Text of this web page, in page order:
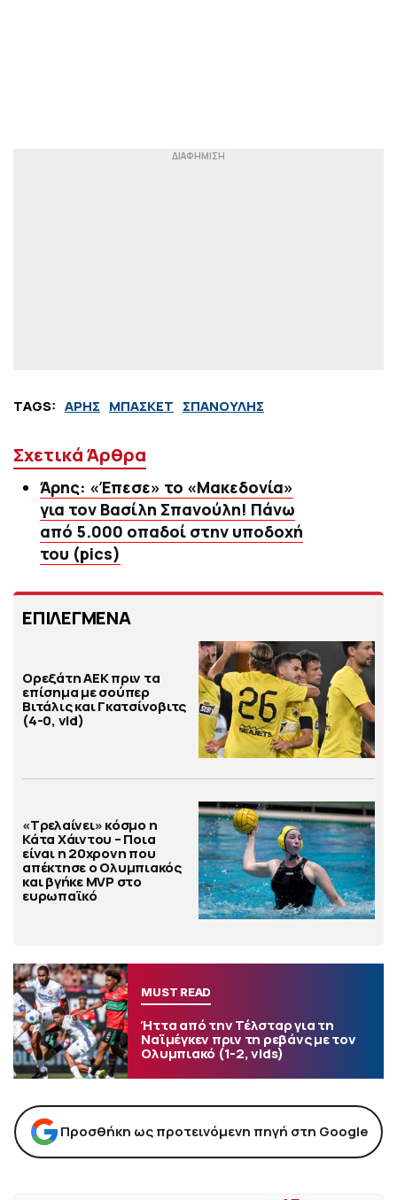
TAGS: ΑΡΗΣ ΜΠΑΣΚΕΤ ΣΠΑΝΟΥΛΗΣ
Σχετικά Άρθρα
Άρης: «Έπεσε» το «Μακεδονία»
για τον Βασίλη Σπανούλη! Πάνω
από 5.000 οπαδοί στην υποδοχή
του (pics)
ΕΠΙΛΕΓΜΕΝΑ
Ορεξάτη ΑΕΚ πριν τα
επίσημα με σούπερ
Βιτάλις και Γκατσίνοβιτς
(4-0, vid)
«Τρελαίνει» κόσμο η
Κάτα Χάιντου – Ποια
είναι η 20χρονη που
απέκτησε ο Ολυμπιακός
και βγήκε MVP στο
ευρωπαϊκό
MUST READ
Ήττα από την Τέλσταρ για τη
Ναϊμέγκεν πριν τη ρεβάνς με τον
Ολυμπιακό (1-2, vids)
Προσθήκη ως προτεινόμενη πηγή στη Google